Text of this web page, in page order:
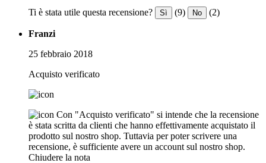
Ti è stata utile questa recensione? Sì (9) No (2)
Franzi
25 febbraio 2018
Acquisto verificato
Con "Acquisto verificato" si intende che la recensione
è stata scritta da clienti che hanno effettivamente acquistato il
prodotto sul nostro shop. Tuttavia per poter scrivere una
recensione, è sufficiente avere un account sul nostro shop.
Chiudere la nota